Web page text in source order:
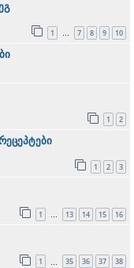
1 … 7 8 9 10
1 2
1 2 3
1 … 13 14 15 16
1 35 36 37 38